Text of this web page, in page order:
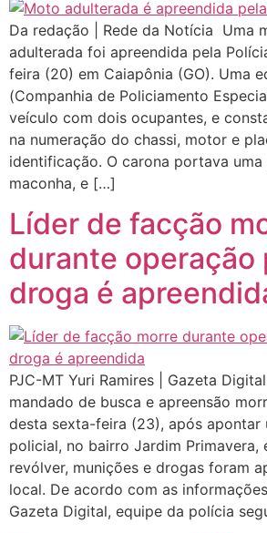
Da redação | Rede da Notícia Uma
adulterada foi apreendida pela
feira (20) em Caiapônia (GO). Uma
(Companhia de Policiamento
veículo com dois ocupantes, e
na numeração do chassi, motor e
identificação. O carona portava
maconha, e […]
Líder de facção
durante operação
droga é
PJC-MT Yuri Ramires | Gazeta
mandado de busca e apreensão
desta sexta-feira (23), após apontar
policial, no bairro Jardim Primavera,
revólver, munições e drogas foram
local. De acordo com as
Gazeta Digital, equipe da polícia